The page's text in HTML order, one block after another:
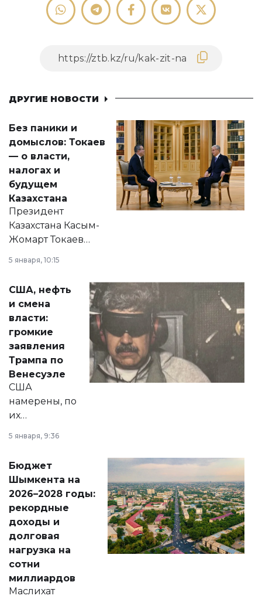
ДРУГИЕ НОВОСТИ
Без паники и
домыслов: Токаев
— о власти,
налогах и
будущем
Казахстана
Президент
Казахстана Касым-
Жомарт Токаев
сразу несколько
актуальных тем —
от слухов о
политических
реформах до
вопросов армии,
экономики и
личного здоровья.
5 января, 10:15
США, нефть
и смена
власти:
громкие
заявления
Трампа по
Венесуэле
США
намерены, по
их
принести
народу
Венесуэлы.
5 января, 9:36
Бюджет
Шымкента на
2026–2028 годы:
рекордные
доходы и
долговая
нагрузка на
сотни
миллиардов
Маслихат